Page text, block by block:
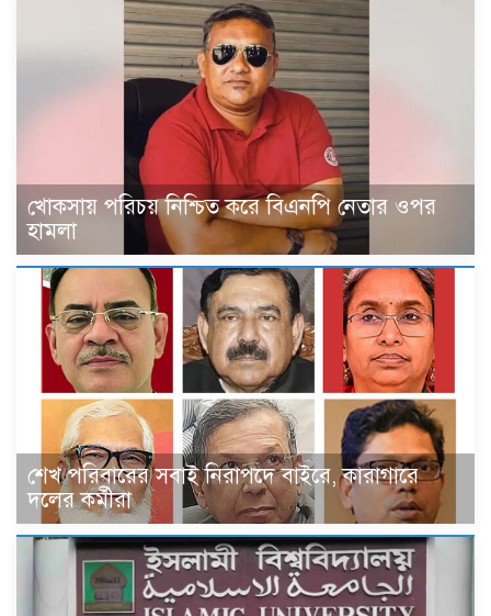
খোকসায় পরিচয় নিশ্চিত করে বিএনপি নেতার ওপর
হামলা
শেখ পরিবারের সবাই নিরাপদে বাইরে, কারাগারে
দলের কর্মীরা